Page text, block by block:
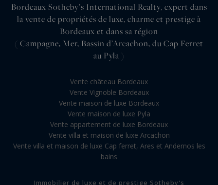
Bordeaux Sotheby’s International Realty, expert dans
la vente de propriétés de luxe, charme et prestige à
Bordeaux et dans sa région
( Campagne, Mer, Bassin d’Arcachon, du Cap Ferret
au Pyla )
Vente château Bordeaux
Vente Vignoble Bordeaux
Vente maison de luxe Bordeaux
Vente maison de luxe Pyla
Vente appartement de luxe Bordeaux
Vente villa et maison de luxe Arcachon
Vente villa et maison de luxe Cap ferret, Ares et Andernos les
bains
Immobilier de luxe et de prestige Sotheby's